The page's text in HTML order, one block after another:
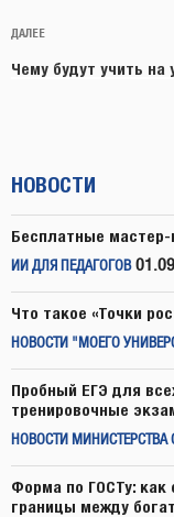
Следующая
запись
ДАЛЕЕ
Чему будут учить на
НОВОСТИ
Бесплатные
ИИ ДЛЯ ПЕДАГОГОВ
Что такое «Точки
НОВОСТИ "МОЕГО
Пробный ЕГЭ для
тренировочные
НОВОСТИ МИНИСТЕРСТВА
Форма по ГОСТу: как
границы между